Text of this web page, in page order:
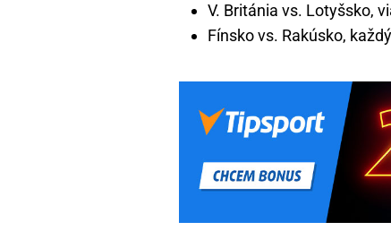
V. Británia vs. Lotyšsko,
Fínsko vs. Rakúsko,